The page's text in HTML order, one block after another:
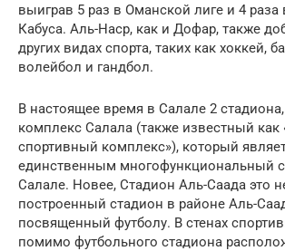
выиграв 5 раз в Оманской лиге и 4 раза
Кабуса. Аль-Наср, как и Дофар, также
других видах спорта, таких как хоккей,
волейбол и гандбол.
В настоящее время в Салале 2
комплекс Салала (также известный
спортивный комплекс»), который
единственным многофункциональный
Салале. Новее, Стадион Аль-Саада это
построенный стадион в районе Аль-
посвященный футболу. В стенах
помимо футбольного стадиона